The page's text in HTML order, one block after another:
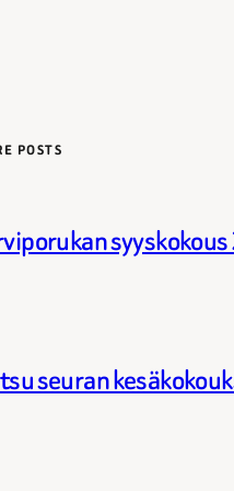
POSTS
seuran